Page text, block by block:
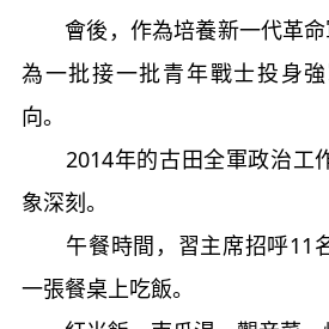
會後，作為培養新一代革命
為一批接一批青年戰士投身
向。
2014年的古田全軍政治工
象深刻。
午餐時間，習主席招呼11
一張餐桌上吃飯。